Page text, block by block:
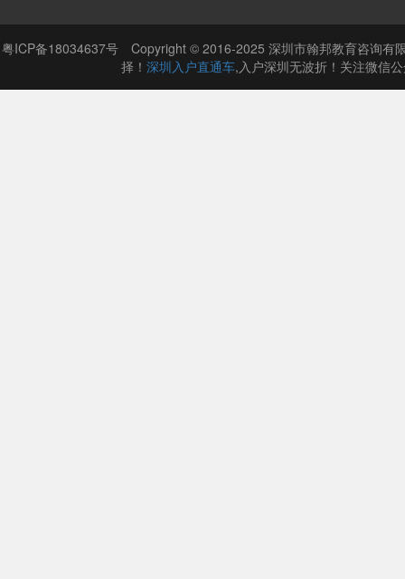
粤ICP备18034637号 Copyright © 2016-2025 深圳市翰邦教育咨询
择！ 深圳入户直通车,入户深圳无波折！关注微信